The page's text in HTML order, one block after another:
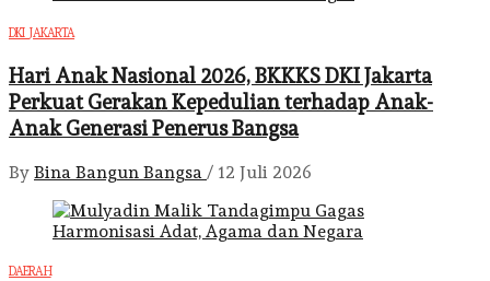
DKI JAKARTA
Hari Anak Nasional 2026, BKKKS DKI Jakarta
Perkuat Gerakan Kepedulian terhadap Anak-
Anak Generasi Penerus Bangsa
By Bina Bangun Bangsa / 12 Juli 2026
DAERAH